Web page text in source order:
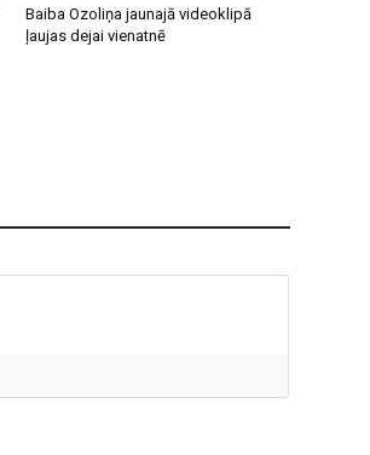
Baiba Ozoliņa jaunajā videoklipā
ļaujas dejai vienatnē